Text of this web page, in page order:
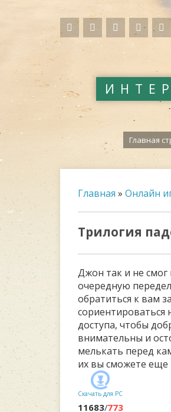
Главная
Главная » Онлайн
Трилогия
Джон так и не смог
очередную
обратиться к вам
доступа, чтобы
внимательны и
мелькать перед
их вы сможете еще
Скачать для PC
11683/773